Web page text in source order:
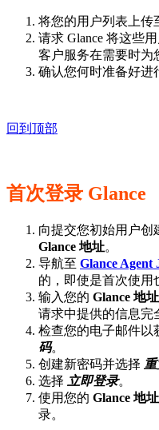
将您的用户列表上传
请求 Glance 将这些
客户服务在需要时为
确认您何时准备好进
回到顶部
首次登录 Glance
向提交您初始用户创
Glance 地址。
导航至 Glance Agent
的，即使是首次使用
输入您的 Glance 地址
请求中提供的信息完
检查您的电子邮件以
码。
创建新密码并选择
选择 立即登录。
使用您的 Glance 地址
录。